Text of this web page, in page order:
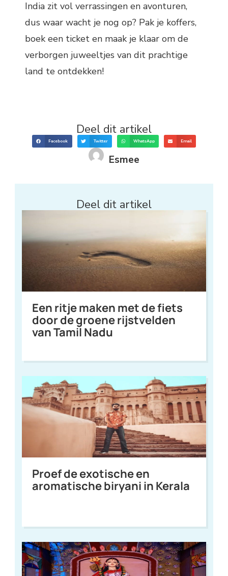
India zit vol verrassingen en avonturen,
dus waar wacht je nog op? Pak je koffers,
boek een ticket en maak je klaar om de
verborgen juweeltjes van dit prachtige
land te ontdekken!
Deel dit artikel
Facebook Twitter WhatsApp Email
Esmee
Deel dit artikel
Een ritje maken met de fiets
door de groene rijstvelden
van Tamil Nadu
Proef de exotische en
aromatische biryani in Kerala